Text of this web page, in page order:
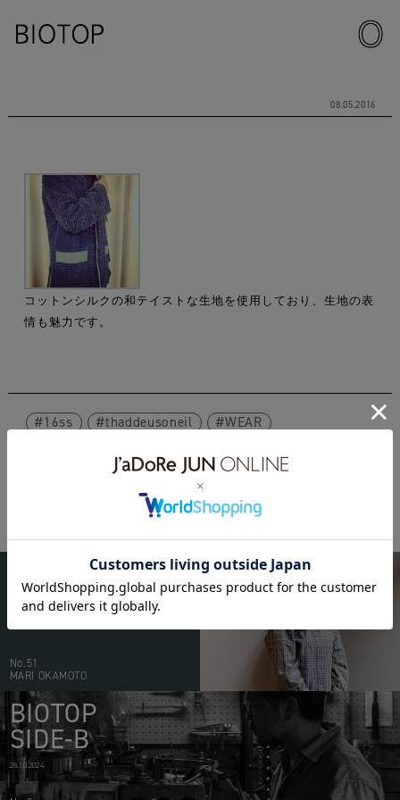
08.05.2016
コットンシルクの和テイストな生地を使用しており、生地の表
情も魅力です。
16ss thaddeusoneil WEAR
BIOTOP
PEOPLE
No.51
MARI OKAMOTO
BIOTOP
SIDE-B
28.10.2024